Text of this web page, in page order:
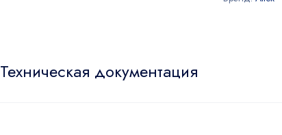
Техническая документация